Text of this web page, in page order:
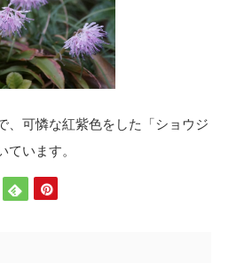
、可憐な紅紫色をした「ショウジ
います。